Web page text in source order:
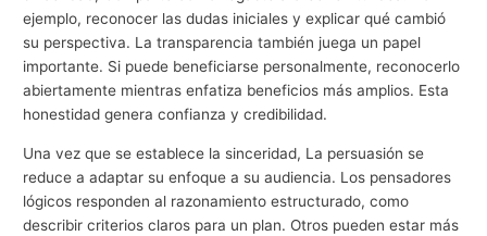
ejemplo, reconocer las dudas iniciales y explicar qué cambió
su perspectiva. La transparencia también juega un papel
importante. Si puede beneficiarse personalmente, reconocerlo
abiertamente mientras enfatiza beneficios más amplios. Esta
honestidad genera confianza y credibilidad.
Una vez que se establece la sinceridad, La persuasión se
reduce a adaptar su enfoque a su audiencia. Los pensadores
lógicos responden al razonamiento estructurado, como
describir criterios claros para un plan. Otros pueden estar más